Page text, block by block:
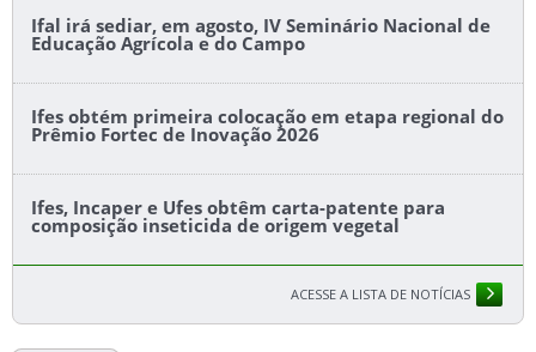
Ifal irá sediar, em agosto, IV Seminário Nacional de
Educação Agrícola e do Campo
Ifes obtém primeira colocação em etapa regional do
Prêmio Fortec de Inovação 2026
Ifes, Incaper e Ufes obtêm carta-patente para
composição inseticida de origem vegetal
ACESSE A LISTA DE NOTÍCIAS